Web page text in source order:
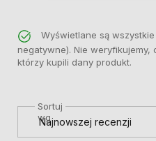
Wyświetlane są
negatywne). Nie
którzy kupili dany produkt.
Sortuj
wg